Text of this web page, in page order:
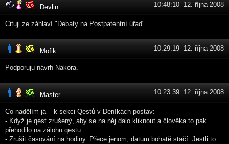
Devlin 10:48:10 12. října 2008
Cituji ze záhlaví "Debaty na Postpatentní úřad"
Mofik 10:29:19 12. října 2008
Podporuju návrh Nakora.
Master 10:23:39 12. října 2008
Co nadělím já – k sekci Qestů v Deníkách postav:
- Když je qest zrušený, aby se na něj dalo kliknout a člověka to pak
přehodilo na zálohu qestu.
- Zrušit časování na hodiny. Přece jenom, datum bohatě stačí. Jestli to